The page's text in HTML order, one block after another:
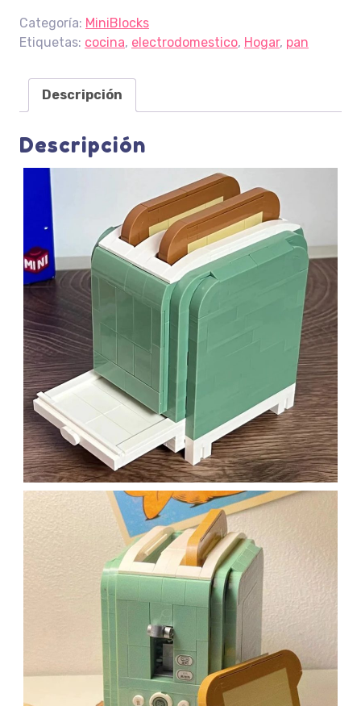
Categoría: MiniBlocks
Etiquetas: cocina, electrodomestico, Hogar, pan
Descripción
Descripción